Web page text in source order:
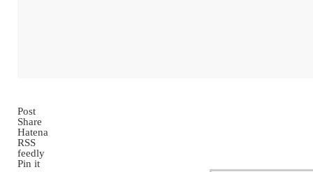
Post
Share
Hatena
RSS
feedly
Pin it